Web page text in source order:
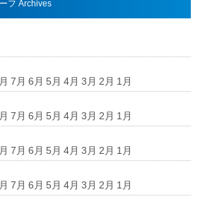
フ Archives
7月 6月 5月 4月 3月 2月 1月
7月 6月 5月 4月 3月 2月 1月
7月 6月 5月 4月 3月 2月 1月
7月 6月 5月 4月 3月 2月 1月